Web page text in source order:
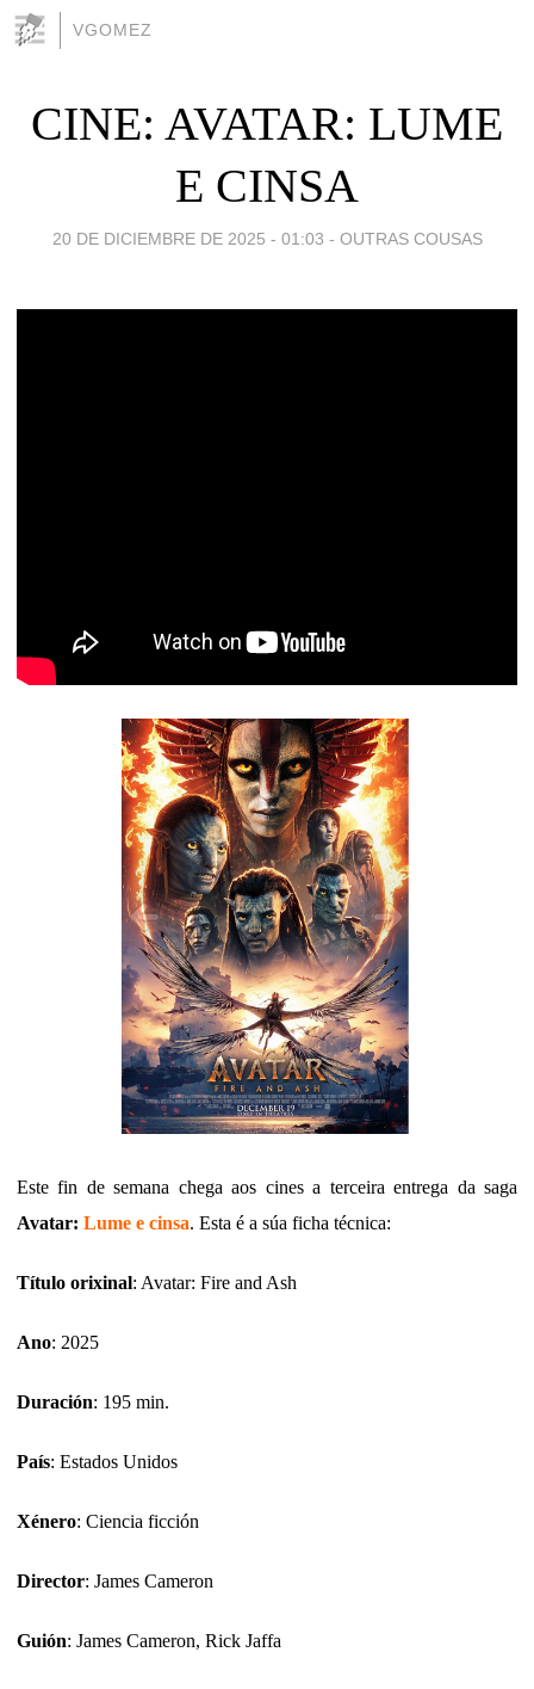
VGOMEZ
CINE: AVATAR: LUME
E CINSA
20 DE DICIEMBRE DE 2025 - 01:03 - OUTRAS COUSAS
Este fin de semana chega aos cines a terceira entrega da saga
Avatar: Lume e cinsa. Esta é a súa ficha técnica:
Título orixinal: Avatar: Fire and Ash
Ano: 2025
Duración: 195 min.
País: Estados Unidos
Xénero: Ciencia ficción
Director: James Cameron
Guión: James Cameron, Rick Jaffa